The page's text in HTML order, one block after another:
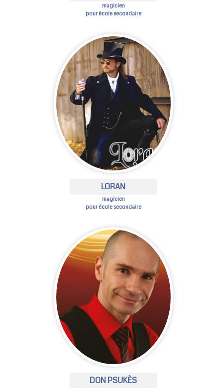
magicien
pour école secondaire
LORAN
magicien
pour école secondaire
DON PSUKÈS